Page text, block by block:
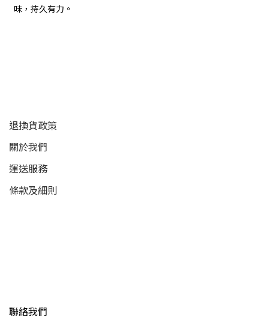
味，持久有力。
退換貨政策
關於我們
運送服務
條款及細則
聯絡我們